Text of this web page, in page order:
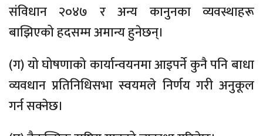
संविधान २०४७ र अन्य कानुनका व्यवस्थाहरू
बाझिएको हदसम्म अमान्य हुनेछन्।
(ग) यो घोषणाको कार्यान्वयनमा आइपर्ने कुनै पनि बाधा
व्यवधान प्रतिनिधिसभा स्वयमले निर्णय गरी अनुकूल
गर्न सक्नेछ।